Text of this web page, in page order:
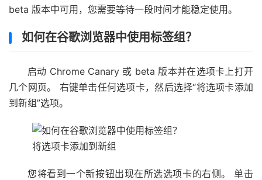
beta 版本中可用，您需要等待一段时间才能稳定使用。
如何在谷歌浏览器中使用标签组？
启动 Chrome Canary 或 beta 版本并在选项卡上打开
几个网页。 右键单击任何选项卡，然后选择“将选项卡添加
到新组”选项。
将选项卡添加到新组
您将看到一个新按钮出现在所选选项卡的右侧。 单击